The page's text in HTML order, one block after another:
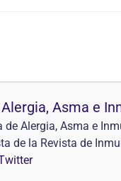
Asma e
de Alergia, Asma e
de la Revista de